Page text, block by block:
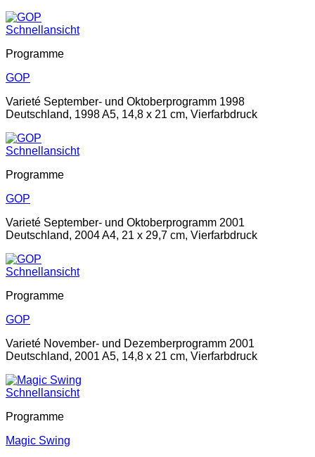
Schnellansicht
Programme
GOP
Varieté September- und Oktoberprogramm 1998
Deutschland, 1998 A5, 14,8 x 21 cm, Vierfarbdruck
Schnellansicht
Programme
GOP
Varieté September- und Oktoberprogramm 2001
Deutschland, 2004 A4, 21 x 29,7 cm, Vierfarbdruck
Schnellansicht
Programme
GOP
Varieté November- und Dezemberprogramm 2001
Deutschland, 2001 A5, 14,8 x 21 cm, Vierfarbdruck
Schnellansicht
Programme
Magic Swing